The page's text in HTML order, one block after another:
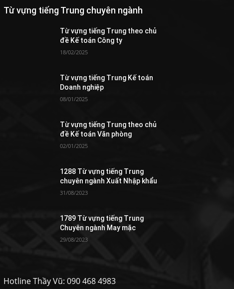
Từ vựng tiếng Trung chuyên ngành
Từ vựng tiếng Trung theo chủ
đề Kế toán Công ty
18/02/2025
Từ vựng tiếng Trung Kế toán
Doanh nghiệp
08/01/2025
Từ vựng tiếng Trung theo chủ
đề Kế toán Văn phòng
02/01/2025
1288 Từ vựng tiếng Trung
chuyên ngành Xuất Nhập khẩu
31/08/2023
1789 Từ vựng tiếng Trung
Chuyên ngành May mặc
29/08/2023
Hotline Thầy Vũ: 090 468 4983